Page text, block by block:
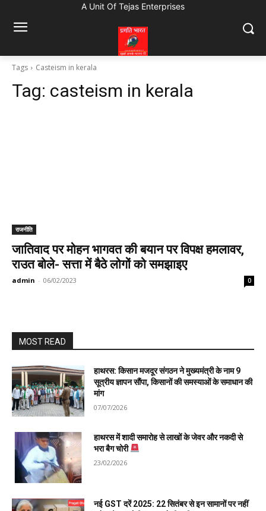
A Unit Of Tejas Enterprises
Tags Casteism in kerala
Tag: casteism in kerala
राजनीति
जातिवाद पर मोहन भागवत की बयान पर विपक्ष हमलावर,
राउत बोले- सत्ता में बैठे लोगों को समझाइए
admin - 06/02/2023 0
MOST READ
हाथरस: किसान मजदूर संगठन ने मुख्यमंत्री के नाम 9
सूत्रीय ज्ञापन सौंपा, किसानों की समस्याओं के समाधान की
मांग
07/07/2026
हाथरस में शादी समारोह से लाखों के जेवर और नकदी से
भरा बैग चोरी
23/02/2026
नई GST दरें 2025: 22 सितंबर से इन सामानों पर नहीं